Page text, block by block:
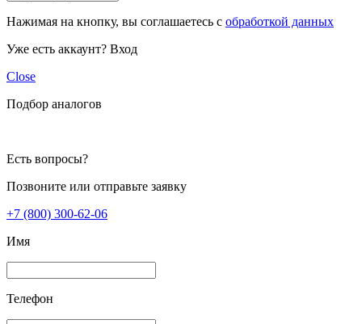
Нажимая на кнопку, вы соглашаетесь с обработкой данных
Уже есть аккаунт? Вход
Close
Подбор аналогов
Есть вопросы?
Позвоните или отправьте заявку
+7 (800) 300-62-06
Имя
Телефон